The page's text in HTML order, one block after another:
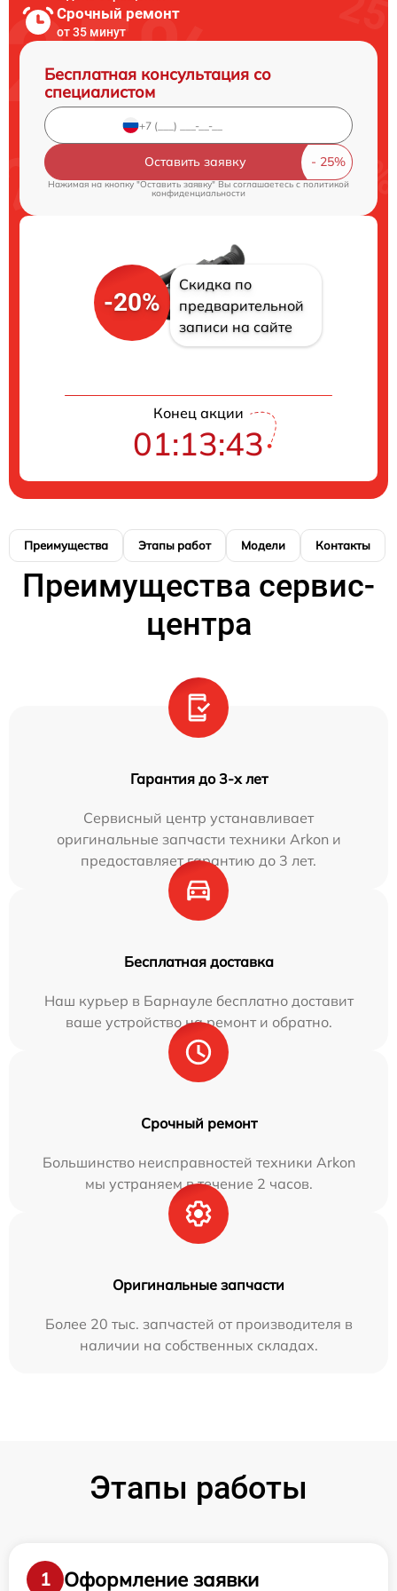
Срочный ремонт
от 35 минут
Бесплатная консультация со
специалистом
Оставить заявку
Нажимая на кнопку "Оставить заявку" Вы соглашаетесь c политикой
конфиденциальности
-20%
Скидка по
предварительной
записи на сайте
Конец акции
01:13:43
Преимущества Этапы работ Модели Контакты
Преимущества сервис-
центра
Гарантия до 3-х лет
Сервисный центр устанавливает
оригинальные запчасти техники Arkon и
предоставляет гарантию до 3 лет.
Бесплатная доставка
Наш курьер в Барнауле бесплатно доставит
ваше устройство на ремонт и обратно.
Срочный ремонт
Большинство неисправностей техники Arkon
мы устраняем в течение 2 часов.
Оригинальные запчасти
Более 20 тыс. запчастей от производителя в
наличии на собственных складах.
Этапы работы
1 Оформление заявки